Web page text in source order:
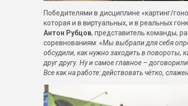
Победителями в дисциплине «картинг/
которая и в виртуальных, и в реальных
Антон Рубцов, представитель команды,
соревнованиям: «Мы выбрали для себя
обсудили, как нужно заходить в повороты,
друг другу. Ну и самое главное –
Все как на работе: действовать чётко,